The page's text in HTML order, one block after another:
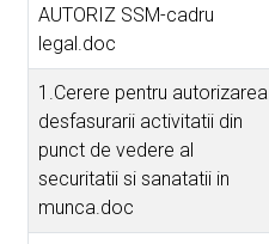
AUTORIZ SSM-cadru
legal.doc
1.Cerere pentru autorizarea
desfasurarii activitatii din
punct de vedere al
securitatii si sanatatii in
munca.doc